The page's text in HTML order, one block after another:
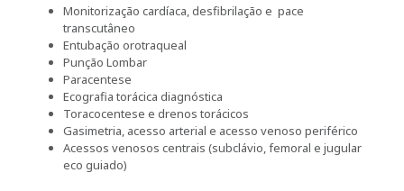
Monitorização cardíaca, desfibrilação e pace
transcutâneo
Entubação orotraqueal
Punção Lombar
Paracentese
Ecografia torácica diagnóstica
Toracocentese e drenos torácicos
Gasimetria, acesso arterial e acesso venoso periférico
Acessos venosos centrais (subclávio, femoral e jugular
eco guiado)